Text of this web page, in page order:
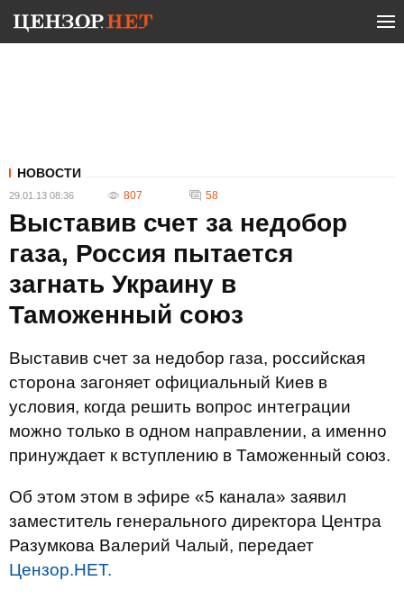
НОВОСТИ
29.01.13 08:36 807 58
Выставив счет за недобор
газа, Россия пытается
загнать Украину в
Таможенный союз
Выставив счет за недобор газа, российская
сторона загоняет официальный Киев в
условия, когда решить вопрос интеграции
можно только в одном направлении, а именно
принуждает к вступлению в Таможенный союз.
Об этом этом в эфире «5 канала» заявил
заместитель генерального директора Центра
Разумкова Валерий Чалый, передает
Цензор.НЕТ.